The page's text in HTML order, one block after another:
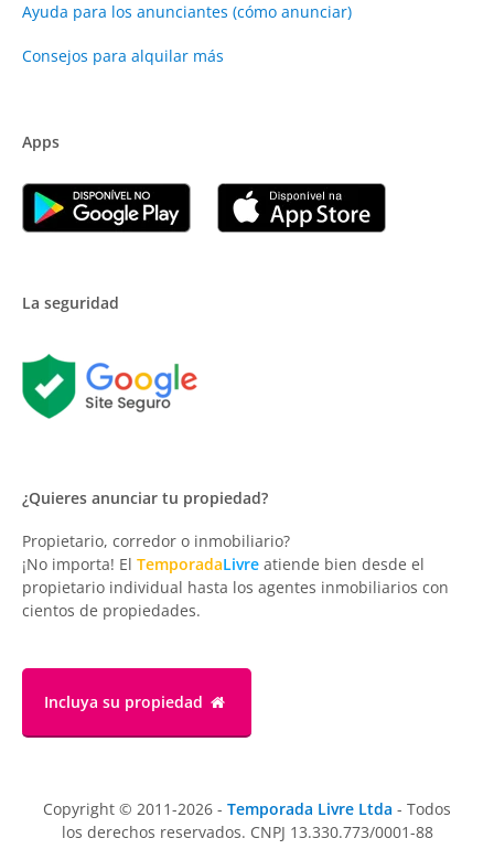
Ayuda para los anunciantes (cómo anunciar)
Consejos para alquilar más
Apps
La seguridad
¿Quieres anunciar tu propiedad?
Propietario, corredor o inmobiliario?
¡No importa! El TemporadaLivre atiende bien desde el
propietario individual hasta los agentes inmobiliarios con
cientos de propiedades.
Incluya su propiedad
Copyright © 2011-2026 - Temporada Livre Ltda - Todos
los derechos reservados. CNPJ 13.330.773/0001-88